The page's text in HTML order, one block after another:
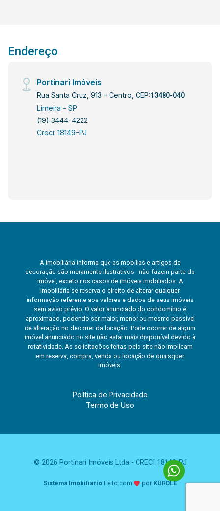
Endereço
Portinari Imóveis
Rua Santa Cruz, 913 - Centro, CEP:13480-040
Limeira - SP
(19) 3444-4222
Creci: 18149-PJ
A Imobiliária informa que as mobílias e artigos de
decoração são meramente ilustrativos - não fazem parte do
imóvel, exceto nos casos de imóveis mobiliados. A
imobiliária se reserva o direito de alterar qualquer
informação referente aos valores e dados de seus imóveis
sem aviso prévio. O valor anunciado do condomínio é
aproximado, podendo ser maior, menor ou mesmo passível
de alteração no decorrer da locação. Pode ocorrer de algum
imóvel anunciado no site não estar mais disponível devido à
rotatividade. As solicitações feitas pelo site não implicam
em reserva, compra, venda ou locação de quaisquer
imóveis.
Política de Privacidade
Termo de Uso
© 2026 Portinari Imóveis Ltda - CRECI 18149-PJ
Sistema Imobiliário Feito com por KUROLE